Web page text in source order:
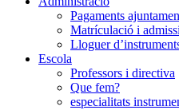
Pagaments
Matrículació i
Lloguer
Escola
Professors i directiva
Que fem?
especialitats